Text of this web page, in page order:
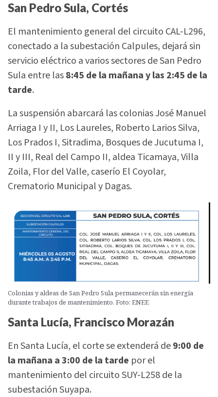
San Pedro Sula, Cortés
El mantenimiento general del circuito CAL-L296,
conectado a la subestación Calpules, dejará sin
servicio eléctrico a varios sectores de San Pedro
Sula entre las8:45 de la mañana y las 2:45 de la
tarde.
La suspensión abarcará las colonias José Manuel
Arriaga I y II, Los Laureles, Roberto Larios Silva,
Los Prados I, Sitradima, Bosques de Jucutuma I,
II y III, Real del Campo II, aldea Ticamaya, Villa
Zoila, Flor del Valle, caserío El Coyolar,
Crematorio Municipal y Dagas.
Colonias y aldeas de San Pedro Sula permanecerán sin energía
durante trabajos de mantenimiento. Foto: ENEE
Santa Lucía, Francisco Morazán
En Santa Lucía, el corte se extenderá de9:00 de
la mañana a 3:00 de la tarde por el
mantenimiento del circuito SUY-L258 de la
subestación Suyapa.